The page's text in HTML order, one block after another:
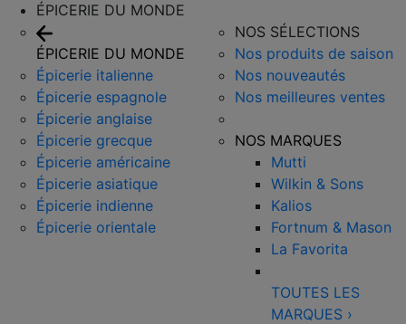
ÉPICERIE DU MONDE
ÉPICERIE DU MONDE
Épicerie italienne
Épicerie espagnole
Épicerie anglaise
Épicerie grecque
Épicerie américaine
Épicerie asiatique
Épicerie indienne
Épicerie orientale
NOS SÉLECTIONS
Nos produits de saison
Nos nouveautés
Nos meilleures ventes
NOS MARQUES
Mutti
Wilkin & Sons
Kalios
Fortnum & Mason
La Favorita
TOUTES LES
MARQUES ›